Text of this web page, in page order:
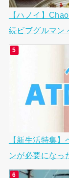
【ハノイ】
続ビブグルマン
【新生活特集
ンが必要になっ